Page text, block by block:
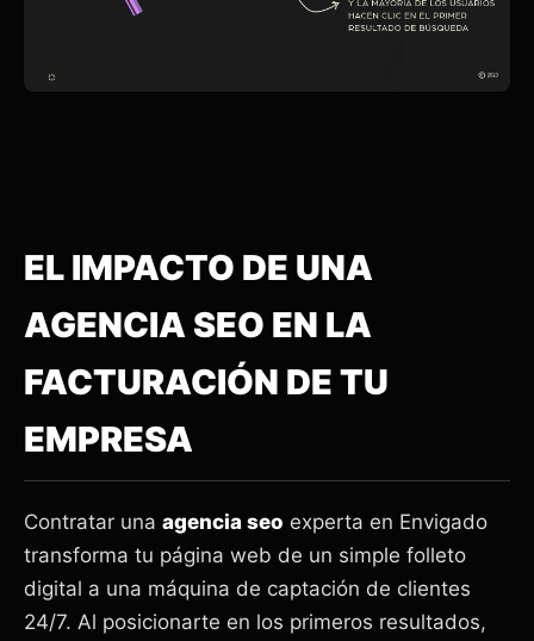
EL IMPACTO DE UNA
AGENCIA SEO EN LA
FACTURACIÓN DE TU
EMPRESA
Contratar una agencia seo experta en Envigado
transforma tu página web de un simple folleto
digital a una máquina de captación de clientes
24/7. Al posicionarte en los primeros resultados,